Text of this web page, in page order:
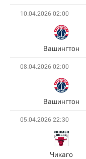
10.04.2026 02:00
Вашингтон
08.04.2026 02:00
Вашингтон
05.04.2026 22:30
Чикаго